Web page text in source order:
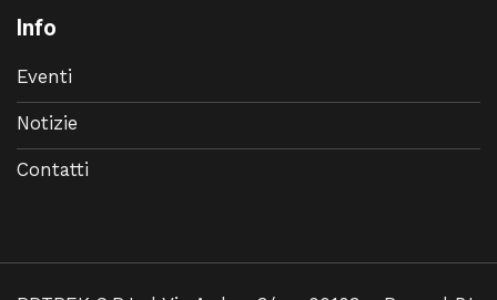
Info
Eventi
Notizie
Contatti